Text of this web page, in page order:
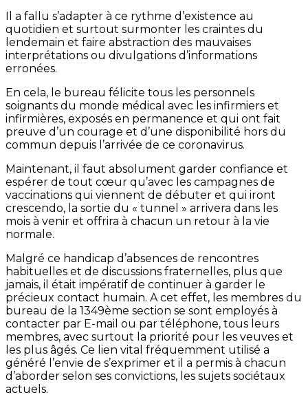
Il a fallu s’adapter à ce rythme d’existence au
quotidien et surtout surmonter les craintes du
lendemain et faire abstraction des mauvaises
interprétations ou divulgations d’informations
erronées.
En cela, le bureau félicite tous les personnels
soignants du monde médical avec les infirmiers et
infirmières, exposés en permanence et qui ont fait
preuve d’un courage et d’une disponibilité hors du
commun depuis l’arrivée de ce coronavirus.
Maintenant, il faut absolument garder confiance et
espérer de tout cœur qu’avec les campagnes de
vaccinations qui viennent de débuter et qui iront
crescendo, la sortie du « tunnel » arrivera dans les
mois à venir et offrira à chacun un retour à la vie
normale.
Malgré ce handicap d’absences de rencontres
habituelles et de discussions fraternelles, plus que
jamais, il était impératif de continuer à garder le
précieux contact humain. A cet effet, les membres du
bureau de la 1349ème section se sont employés à
contacter par E-mail ou par téléphone, tous leurs
membres, avec surtout la priorité pour les veuves et
les plus âgés. Ce lien vital fréquemment utilisé a
généré l’envie de s’exprimer et il a permis à chacun
d’aborder selon ses convictions, les sujets sociétaux
actuels.